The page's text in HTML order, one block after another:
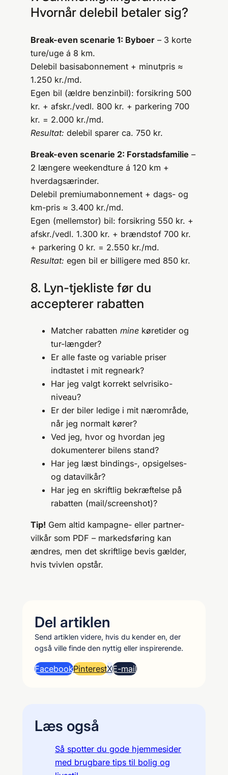
Hvornår delebil betaler sig?
Break-even scenarie 1: Byboer – 3 korte
ture/uge á 8 km.
Delebil basisabonnement + minutpris ≈
1.250 kr./md.
Egen bil (ældre benzinbil): forsikring 500
kr. + afskr./vedl. 800 kr. + parkering 700
kr. = 2.000 kr./md.
Resultat: delebil sparer ca. 750 kr.
Break-even scenarie 2: Forstadsfamilie –
2 længere weekendture á 120 km +
hverdagsærinder.
Delebil premiumabonnement + dags- og
km-pris ≈ 3.400 kr./md.
Egen (mellemstor) bil: forsikring 550 kr. +
afskr./vedl. 1.300 kr. + brændstof 700 kr.
+ parkering 0 kr. = 2.550 kr./md.
Resultat: egen bil er billigere med 850 kr.
8. Lyn-tjekliste før du
accepterer rabatten
Matcher rabatten mine køretider og
tur-længder?
Er alle faste og variable priser
indtastet i mit regneark?
Har jeg valgt korrekt selvrisiko-
niveau?
Er der biler ledige i mit nærområde,
når jeg normalt kører?
Ved jeg, hvor og hvordan jeg
dokumenterer bilens stand?
Har jeg læst bindings-, opsigelses-
og datavilkår?
Har jeg en skriftlig bekræftelse på
rabatten (mail/screenshot)?
Tip! Gem altid kampagne- eller partner­
vilkår som PDF – markedsføring kan
ændres, men det skriftlige bevis gælder,
hvis tvivlen opstår.
Del artiklen
Send artiklen videre, hvis du kender en, der
også ville finde den nyttig eller inspirerende.
FacebookPinterestXE-mail
Læs også
Så spotter du gode hjemmesider
med brugbare tips til bolig og